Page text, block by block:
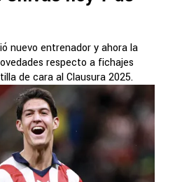
nuevo entrenador y ahora la
respecto a fichajes
de cara al Clausura 2025.